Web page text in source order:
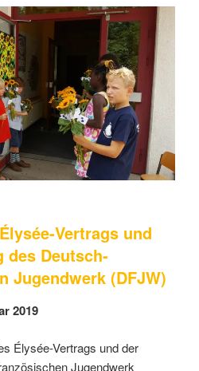
Vertrags und
des Deutsch-
Jugendwerk (DFJW)
2019
Élysée-Vertrags und der
Jugendwerk